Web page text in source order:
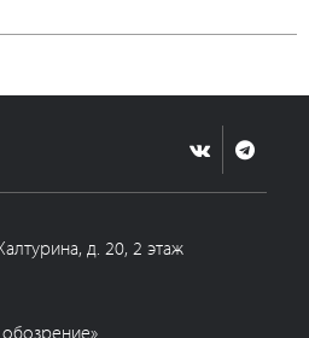
д. 20, 2 этаж